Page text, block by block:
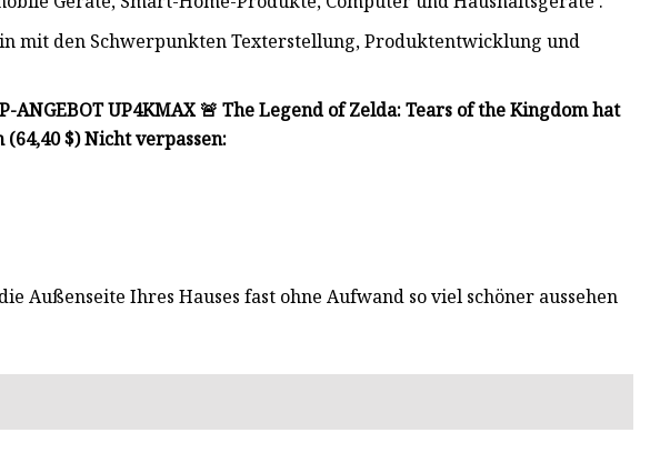
mit den Schwerpunkten Texterstellung, Produktentwicklung und
ANGEBOT UP4KMAX 🚨 The Legend of Zelda: Tears of the Kingdom hat
$) Nicht verpassen:
Außenseite Ihres Hauses fast ohne Aufwand so viel schöner aussehen